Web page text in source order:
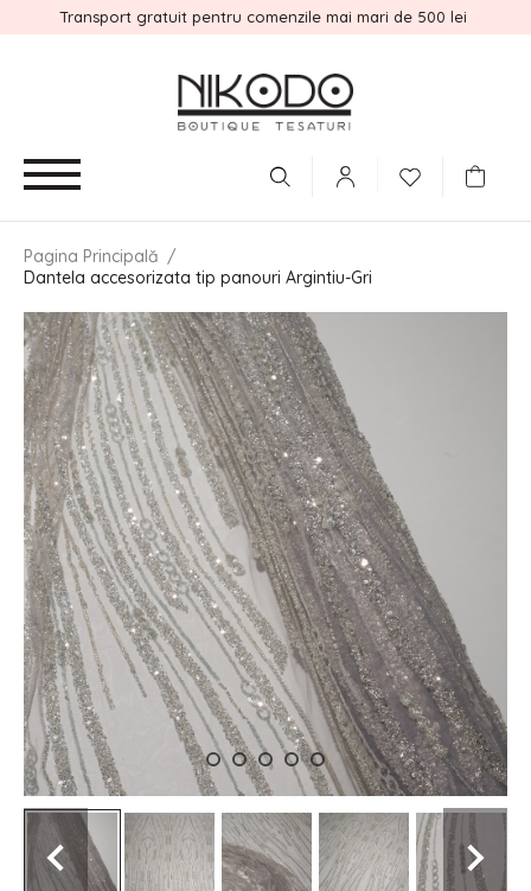
Transport gratuit pentru comenzile mai mari de 500 lei
Pagina Principală /
Dantela accesorizata tip panouri Argintiu-Gri